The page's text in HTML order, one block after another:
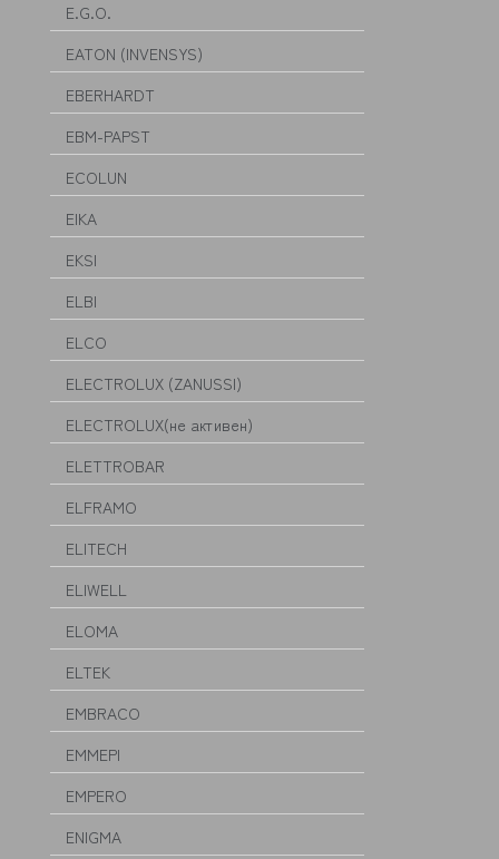
E.G.O.
EATON (INVENSYS)
EBERHARDT
EBM-PAPST
ECOLUN
EIKA
EKSI
ELBI
ELCO
ELECTROLUX (ZANUSSI)
ELECTROLUX(не активен)
ELETTROBAR
ELFRAMO
ELITECH
ELIWELL
ELOMA
ELTEK
EMBRACO
EMMEPI
EMPERO
ENIGMA